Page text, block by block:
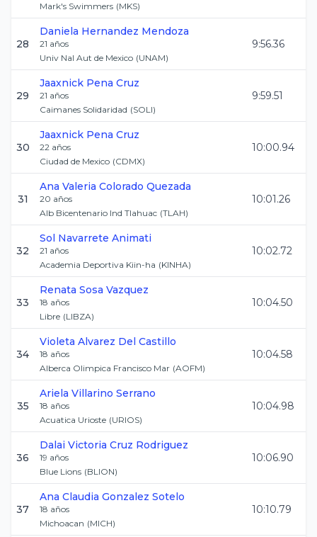
Mark's Swimmers (MKS)
28
Daniela Hernandez Mendoza
21 años
Univ Nal Aut de Mexico (UNAM)
9:56.36
29
Jaaxnick Pena Cruz
21 años
Caimanes Solidaridad (SOLI)
9:59.51
30
Jaaxnick Pena Cruz
22 años
Ciudad de Mexico (CDMX)
10:00.94
31
Ana Valeria Colorado Quezada
20 años
Alb Bicentenario Ind Tlahuac (TLAH)
10:01.26
32
Sol Navarrete Animati
21 años
Academia Deportiva Kiin-ha (KINHA)
10:02.72
33
Renata Sosa Vazquez
18 años
Libre (LIBZA)
10:04.50
34
Violeta Alvarez Del Castillo
18 años
Alberca Olimpica Francisco Mar (AOFM)
10:04.58
35
Ariela Villarino Serrano
18 años
Acuatica Urioste (URIOS)
10:04.98
36
Dalai Victoria Cruz Rodriguez
19 años
Blue Lions (BLION)
10:06.90
37
Ana Claudia Gonzalez Sotelo
18 años
Michoacan (MICH)
10:10.79